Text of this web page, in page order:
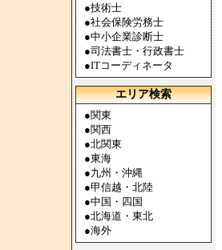
●技術士
●社会保険労務士
●中小企業診断士
●司法書士・行政書士
●ITコーディネータ
エリア検索
●関東
●関西
●北関東
●東海
●九州・沖縄
●甲信越・北陸
●中国・四国
●北海道・東北
●海外